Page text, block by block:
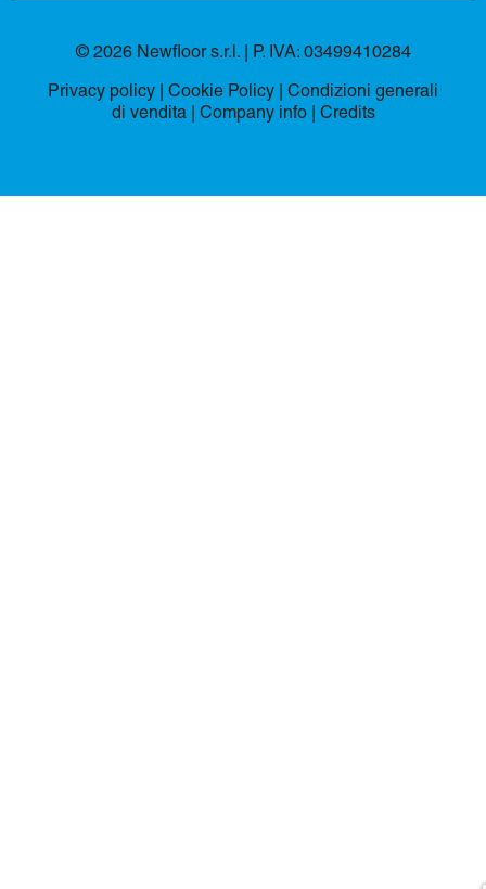
© 2026 Newfloor s.r.l. | P. IVA: 03499410284
Privacy policy Cookie Policy
Condizioni generali
di vendita
Company info | Credits